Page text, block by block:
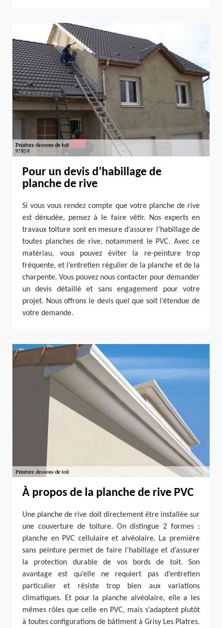
Pour un devis d’habillage de
planche de rive
Si vous vous rendez compte que votre planche de rive
est dénudée, pensez à le faire vêtir. Nos experts en
travaux toiture sont en mesure d’assurer l’habillage de
toutes planches de rive, notamment le PVC. Avec ce
matériau, vous pouvez éviter la re-peinture trop
fréquente, et l’entretien régulier de la planche et de la
charpente. Vous pouvez nous contacter pour demander
un devis détaillé et sans engagement pour votre
projet. Nous offrons le devis quel que soit l’étendue de
votre demande.
À propos de la planche de rive PVC
Une planche de rive doit directement être installée sur
une couverture de toiture. On distingue 2 formes :
planche en PVC cellulaire et alvéolaire. La première
sans peinture permet de faire l’habillage et d’assurer
la protection durable de vos bords de toit. Son
avantage est qu’elle ne requiert pas d’entretien
particulier et résiste trop bien aux variations
climatiques. Et pour la planche alvéolaire, elle a les
mêmes rôles que celle en PVC, mais s’adaptent plutôt
à toutes configurations de bâtiment à Grisy Les Platres.